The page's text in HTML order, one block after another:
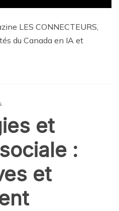
LES CONNECTEURS,
du Canada en IA et
et
:
et